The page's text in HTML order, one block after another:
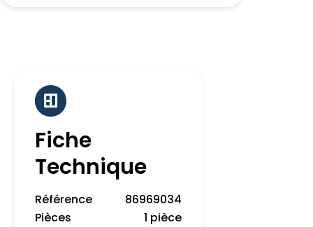
Fiche
Technique
Référence
86969034
Pièces
1 pièce